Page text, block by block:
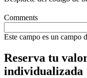
Comments
Este campo es un campo
Reserva tu
individualizada